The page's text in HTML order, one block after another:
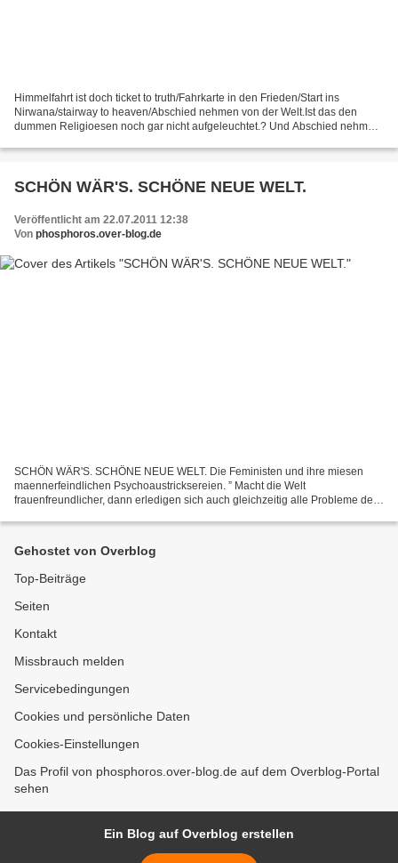
Himmelfahrt ist doch ticket to truth/Fahrkarte in den Frieden/Start ins
Nirwana/stairway to heaven/Abschied nehmen von der Welt.Ist das den
dummen Religioesen noch gar nicht aufgeleuchtet.? Und Abschied nehmen
SCHÖN WÄR'S. SCHÖNE NEUE WELT.
Veröffentlicht am 22.07.2011 12:38
Von phosphoros.over-blog.de
SCHÖN WÄR'S. SCHÖNE NEUE WELT. Die Feministen und ihre miesen
maennerfeindlichen Psychoaustricksereien. ” Macht die Welt
frauenfreundlicher, dann erledigen sich auch gleichzeitig alle Probleme der
Gehostet von Overblog
Top-Beiträge
Seiten
Kontakt
Missbrauch melden
Servicebedingungen
Cookies und persönliche Daten
Cookies-Einstellungen
Das Profil von phosphoros.over-blog.de auf dem Overblog-Portal
sehen
Ein Blog auf Overblog erstellen